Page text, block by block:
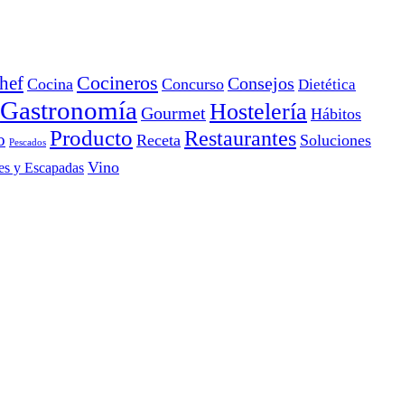
Cocina Cocineros Concurso Consejos Dietética
Gastronomía GourmetHostelería Hábitos
Pescados Producto Receta Restaurantes Soluciones
y Escapadas Vino